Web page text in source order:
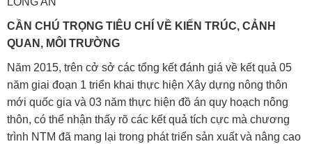
CẦN CHÚ TRỌNG TIÊU CHÍ VỀ KIẾN TRÚC, CẢNH
QUAN, MÔI TRƯỜNG
Năm 2015, trên cở sở các tổng kết đánh giá về kết quả 05
năm giai đoạn 1 triển khai thực hiện Xây dựng nông thôn
mới quốc gia và 03 năm thực hiện đồ án quy hoạch nông
thôn, có thể nhận thấy rõ các kết quả tích cực mà chương
trình NTM đã mang lại trong phát triển sản xuất và nâng cao